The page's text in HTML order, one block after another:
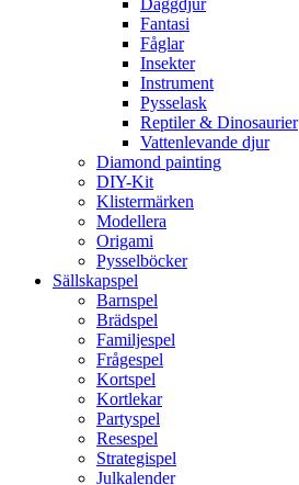
Däggdjur
Fantasi
Fåglar
Insekter
Instrument
Pysselask
Reptiler & Dinosaurier
Vattenlevande djur
Diamond painting
DIY-Kit
Klistermärken
Modellera
Origami
Pysselböcker
Sällskapspel
Barnspel
Brädspel
Familjespel
Frågespel
Kortspel
Kortlekar
Partyspel
Resespel
Strategispel
Julkalender